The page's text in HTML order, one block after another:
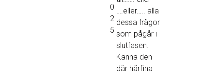
0
2
5
….eller….. alla
dessa frågor
som pågår i
slutfasen.
Känna den
där hårfina